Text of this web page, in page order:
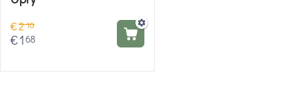
€210
€168